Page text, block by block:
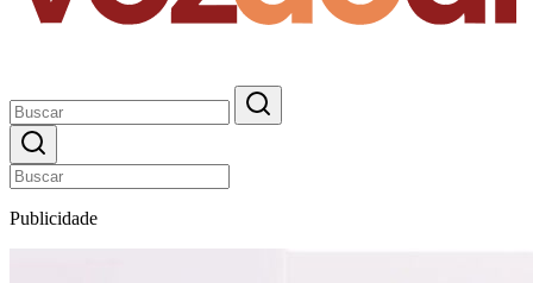
Publicidade